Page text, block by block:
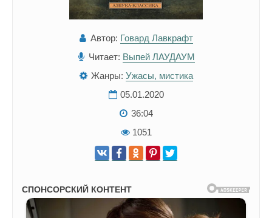
Автор: Говард Лавкрафт
Читает: Выпей ЛАУДАУМ
Жанры: Ужасы, мистика
05.01.2020
36:04
1051